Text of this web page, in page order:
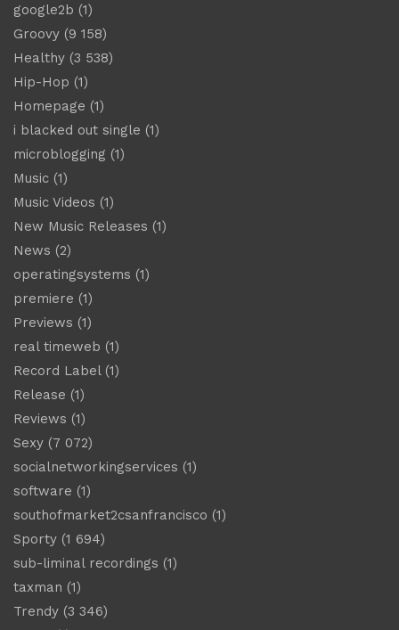
google2b (1)
Groovy (9 158)
Healthy (3 538)
Hip-Hop (1)
Homepage (1)
i blacked out single (1)
microblogging (1)
Music (1)
Music Videos (1)
New Music Releases (1)
News (2)
operatingsystems (1)
premiere (1)
Previews (1)
real timeweb (1)
Record Label(1)
Release (1)
Reviews (1)
Sexy (7 072)
socialnetworkingservices (1)
software (1)
southofmarket2csanfrancisco (1)
Sporty (1 694)
sub-liminal recordings (1)
taxman (1)
Trendy (3 346)